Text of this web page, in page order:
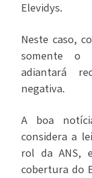
Elevidys.
Neste caso,
somente o
adiantará
negativa.
A boa
considera a
rol da ANS,
cobertura do